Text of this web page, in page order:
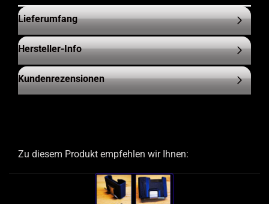
Lieferumfang
Hersteller-Info
Kundenrezensionen
Zu diesem Produkt empfehlen wir Ihnen: